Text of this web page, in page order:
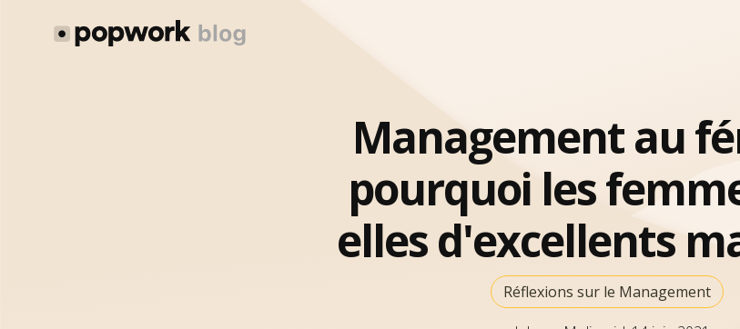
Management au
pourquoi les
elles d'excellents
Réflexions sur le Management